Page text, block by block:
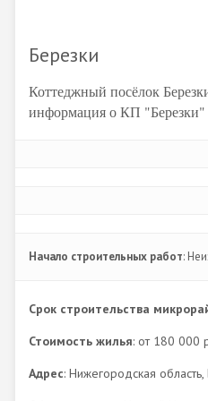
Березки
Коттеджный посёлок
информация о КП "Березки"
Начало строительных работ:
Срок строительства
Стоимость жилья: от 180 000
Адрес: Нижегородская